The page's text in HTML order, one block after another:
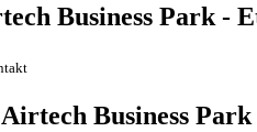
Business Park -
Business